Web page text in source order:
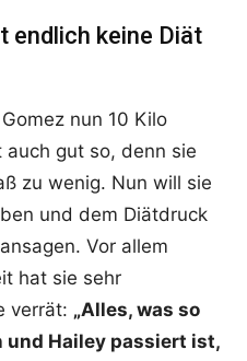
endlich keine Diät
nun 10 Kilo
gut so, denn sie
zu wenig. Nun will sie
und dem Diätdruck
Vor allem
hat sie sehr
verrät: „Alles, was so
Hailey passiert ist,